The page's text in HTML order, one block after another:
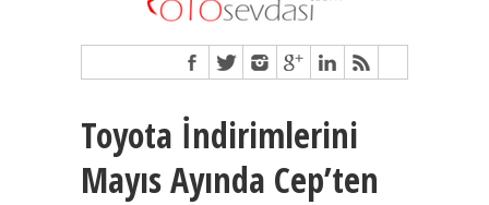
Toyota İndirimlerini
Mayıs Ayında Cep’ten